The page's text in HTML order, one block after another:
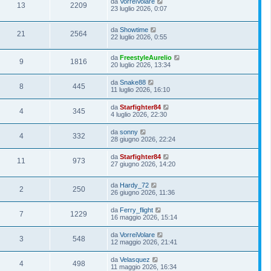
13 2209
23 luglio 2026, 0:07
21 2564 da Showtime
22 luglio 2026, 0:55
9 1816 da FreestyleAurelio
20 luglio 2026, 13:34
8 445 da Snake88
11 luglio 2026, 16:10
4 345 da Starfighter84
4 luglio 2026, 22:30
4 332 da sonny
28 giugno 2026, 22:24
11 973 da Starfighter84
27 giugno 2026, 14:20
2 250 da Hardy_72
26 giugno 2026, 11:36
7 1229 da Ferry_flight
16 maggio 2026, 15:14
3 548 da VorreiVolare
12 maggio 2026, 21:41
4 498 da Velasquez
11 maggio 2026, 16:34